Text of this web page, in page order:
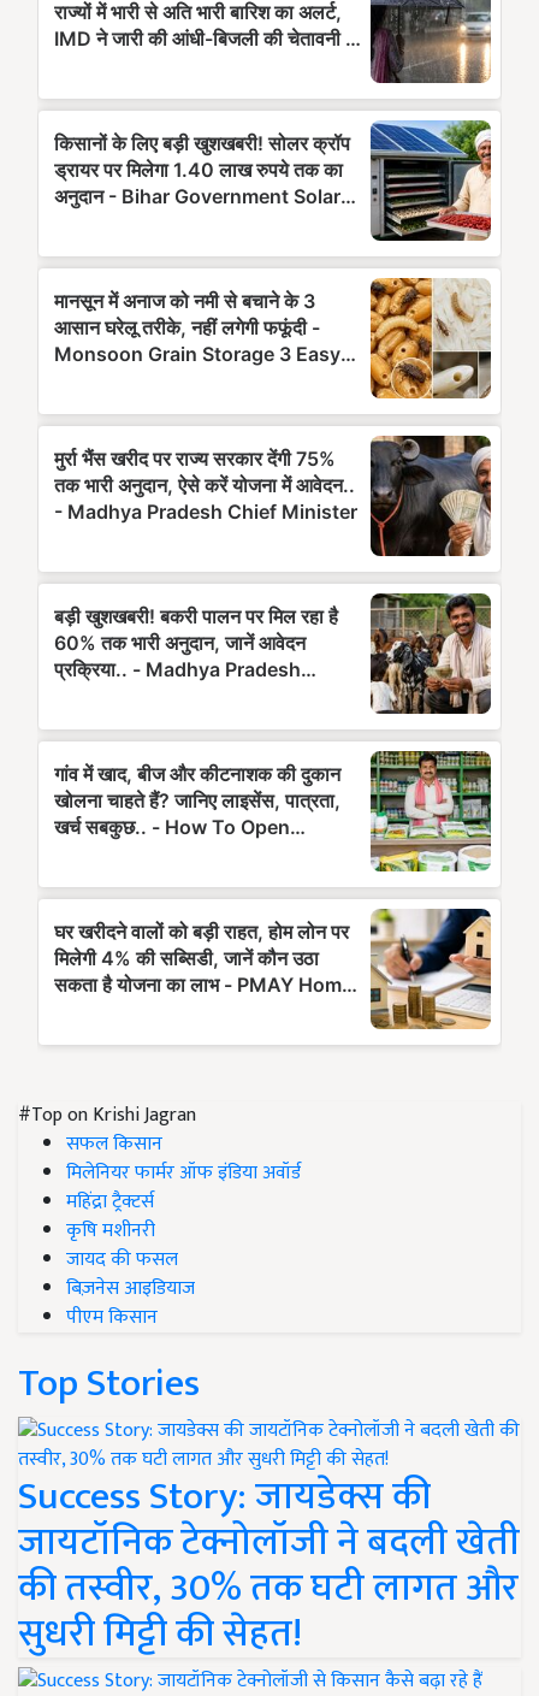
#Top on Krishi Jagran
सफल किसान
मिलेनियर फार्मर ऑफ इंडिया अवॉर्ड
महिंद्रा ट्रैक्टर्स
कृषि मशीनरी
जायद की फसल
बिज़नेस आइडियाज
पीएम किसान
Top Stories
Success Story: जायडेक्स की
जायटॉनिक टेक्नोलॉजी ने बदली खेती
की तस्वीर, 30% तक घटी लागत और
सुधरी मिट्टी की सेहत!